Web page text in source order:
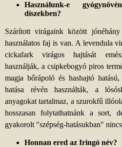
Használunk-e
díszekben?
Szárított virágaink között
használatos faj is van. A levendula
cickafark virágos hajtását
használják, a csipkebogyó piros
magja bőrápoló és hashajtó
hatása révén használták, a
anyagokat tartalmaz, a szurokfű
hosszasan folytathatnánk a sort,
gyakorolt "szépség-hatásukban"
Honnan ered az Iringó név?